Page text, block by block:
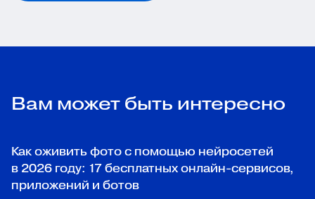
Вам может быть интересно
Как оживить фото с помощью нейросетей
в 2026 году: 17 бесплатных онлайн-сервисов,
приложений и ботов